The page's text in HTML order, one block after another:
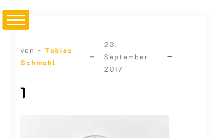
von - Tobias
Schmohl
23.
September
2017
1